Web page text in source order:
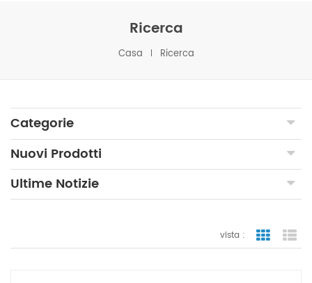
Ricerca
Casa Ricerca
Categorie
Nuovi Prodotti
Ultime Notizie
vista : vista a